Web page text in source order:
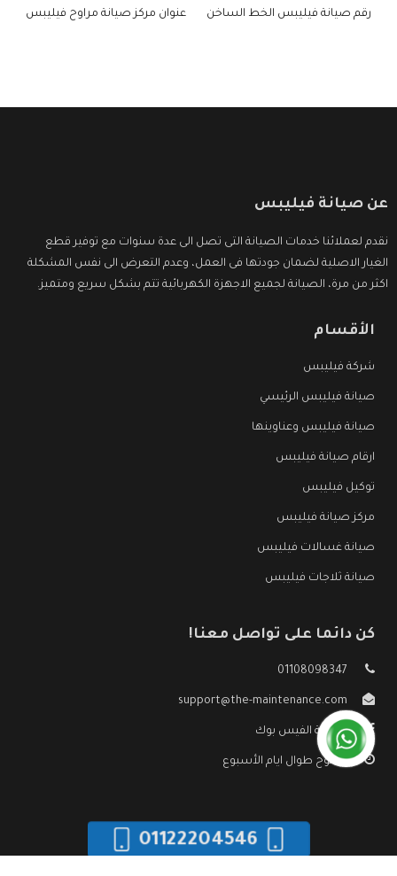
رقم صيانة فيليبس الخط الساخن عنوان مركز صيانة مراوح فيليبس
عن صيانة فيليبس
نقدم لعملائنا خدمات الصيانة التى تصل الى عدة سنوات مع توفير قطع
الغيار الاصلية لضمان جودتها فى العمل، وعدم التعرض الى نفس المشكلة
اكثر من مرة، الصيانة لجميع الاجهزة الكهربائية تتم بشكل سريع ومتميز.
الأقسام
شركة فيليبس
صيانة فيليبس الرئيسي
صيانة فيليبس وعناوينها
ارقام صيانة فيليبس
توكيل فيليبس
مركز صيانة فيليبس
صيانة غسالات فيليبس
صيانة ثلاجات فيليبس
كن دائما على تواصل معنا!
01108098347
support@the-maintenance.com
صفحة الفيس بوك
مفتوح طوال ايام الأسبوع
01122204546